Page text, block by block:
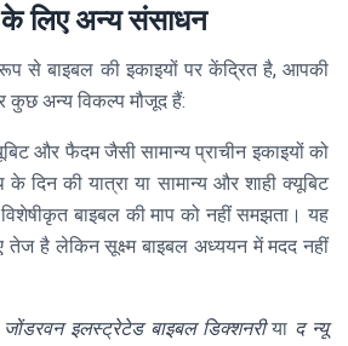
के लिए अन्य संसाधन
से बाइबल की इकाइयों पर केंद्रित है, आपकी
अन्य विकल्प मौजूद हैं:
और फैदम जैसी सामान्य प्राचीन इकाइयों को
दिन की यात्रा या सामान्य और शाही क्यूबिट
बाइबल की माप को नहीं समझता। यह
तेज है लेकिन सूक्ष्म बाइबल अध्ययन में मदद नहीं
जोंडरवन इलस्ट्रेटेड बाइबल डिक्शनरीया द न्यू